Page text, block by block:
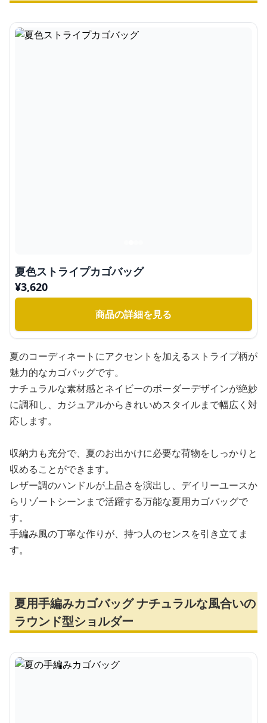
夏色ストライプカゴバッグ
¥3,620
商品の詳細を見る
夏のコーディネートにアクセントを加えるストライプ柄が
魅力的なカゴバッグです。
ナチュラルな素材感とネイビーのボーダーデザインが絶妙
に調和し、カジュアルからきれいめスタイルまで幅広く対
応します。
収納力も充分で、夏のお出かけに必要な荷物をしっかりと
収めることができます。
レザー調のハンドルが上品さを演出し、デイリーユースか
らリゾートシーンまで活躍する万能な夏用カゴバッグで
す。
手編み風の丁寧な作りが、持つ人のセンスを引き立てま
す。
夏用手編みカゴバッグ ナチュラルな風合いの
ラウンド型ショルダー